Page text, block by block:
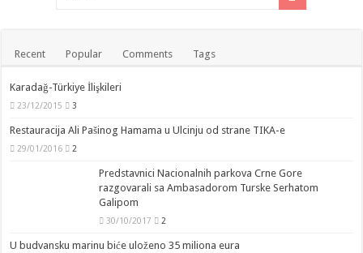
Recent Popular Comments Tags
Karadağ-Türkiye İlişkileri
23/12/2015 3
Restauracija Ali Pašinog Hamama u Ulcinju od strane TIKA-e
29/01/2016 2
Predstavnici Nacionalnih parkova Crne Gore
razgovarali sa Ambasadorom Turske Serhatom
Galipom
30/10/2017 2
U budvansku marinu biće uloženo 35 miliona eura